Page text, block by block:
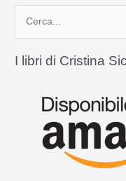
don
I libri di Cristina